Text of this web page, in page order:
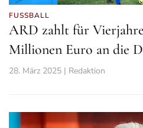
FUSSBALL
ARD zahlt für
Millionen Euro an die
28. März 2025 | Redaktion